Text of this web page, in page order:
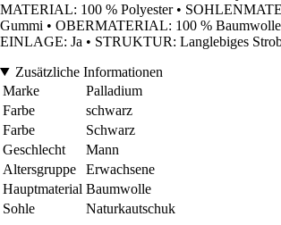
MATERIAL: 100 % Polyester •
Gummi • OBERMATERIAL: 100 %
EINLAGE: Ja • STRUKTUR: Langlebiges
Zusätzliche Informationen
Marke
Palladium
Farbe
schwarz
Farbe
Schwarz
Geschlecht
Mann
Altersgruppe
Erwachsene
Hauptmaterial Baumwolle
Sohle
Naturkautschuk